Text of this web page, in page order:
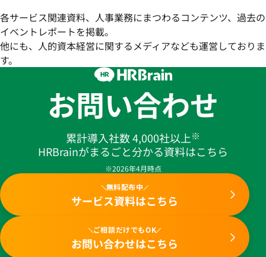
各サービス関連資料、人事業務にまつわるコンテンツ、過去の
イベントレポートを掲載。
他にも、人的資本経営に関するメディアなども運営しておりま
す。
お問い合わせ
累計導入社数 4,000社以上※
HRBrainがまるごと分かる資料はこちら
※2026年4月時点
無料配布中
サービス資料はこちら
ご相談だけでもOK
お問い合わせはこちら